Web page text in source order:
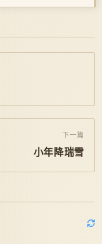
下一篇
小年降瑞雪